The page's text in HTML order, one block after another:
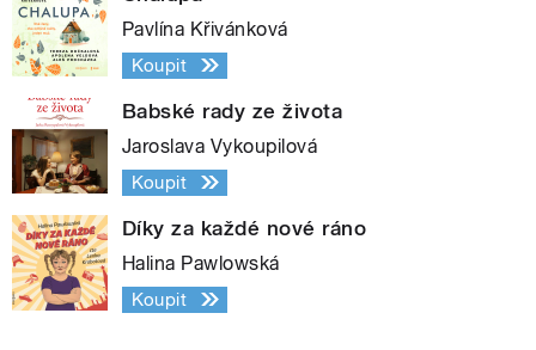
Pavlína Křivánková
Koupit
Babské rady ze života
Jaroslava Vykoupilová
Koupit
Díky za každé nové ráno
Halina Pawlowská
Koupit